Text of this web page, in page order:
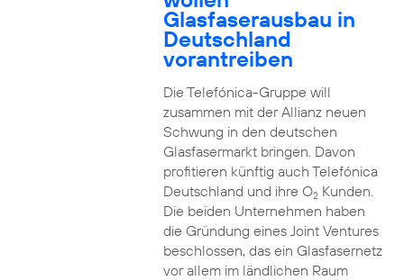
Glasfaserausbau in
Deutschland
vorantreiben
Die Telefónica-Gruppe will
zusammen mit der Allianz neuen
Schwung in den deutschen
Glasfasermarkt bringen. Davon
profitieren künftig auch Telefónica
Deutschland und ihre O2Kunden.
Die beiden Unternehmen haben
die Gründung eines Joint Ventures
beschlossen, das ein Glasfasernetz
vor allem im ländlichen Raum